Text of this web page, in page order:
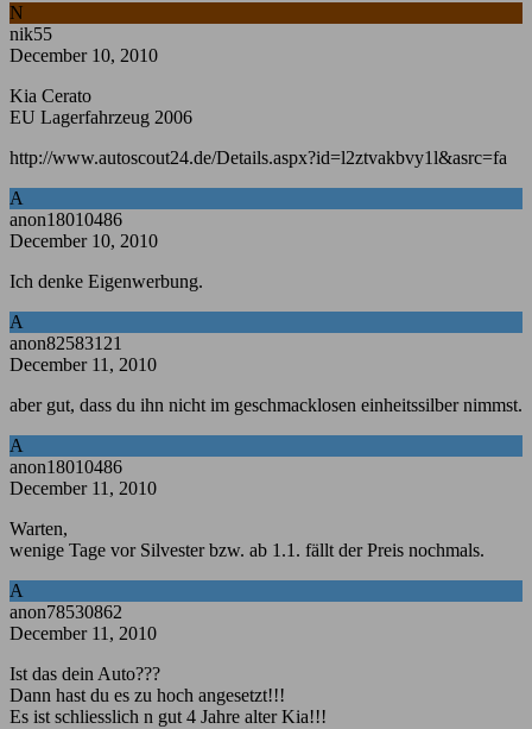
N
nik55
December 10, 2010
Kia Cerato
EU Lagerfahrzeug 2006
http://www.autoscout24.de/Details.aspx?id=l2ztvakbvy1l&asrc=fa
A
anon18010486
December 10, 2010
Ich denke Eigenwerbung.
A
anon82583121
December 11, 2010
aber gut, dass du ihn nicht im geschmacklosen einheitssilber nimmst.
A
anon18010486
December 11, 2010
Warten,
wenige Tage vor Silvester bzw. ab 1.1. fällt der Preis nochmals.
A
anon78530862
December 11, 2010
Ist das dein Auto???
Dann hast du es zu hoch angesetzt!!!
Es ist schliesslich n gut 4 Jahre alter Kia!!!